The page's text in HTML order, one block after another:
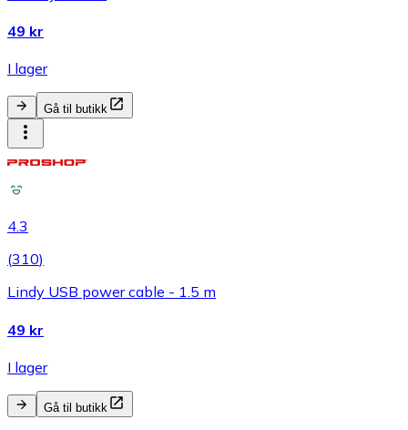
49 kr
I lager
Gå til butikk
4.3
(310)
Lindy USB power cable - 1.5 m
49 kr
I lager
Gå til butikk